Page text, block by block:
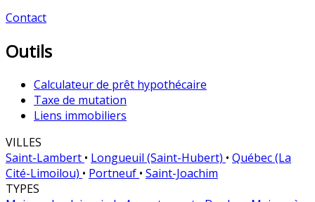
Contact
Outils
Calculateur de prêt hypothécaire
Taxe de mutation
Liens immobiliers
VILLES
Saint-Lambert • Longueuil (Saint-Hubert) • Québec (La
Cité-Limoilou) • Portneuf • Saint-Joachim
TYPES